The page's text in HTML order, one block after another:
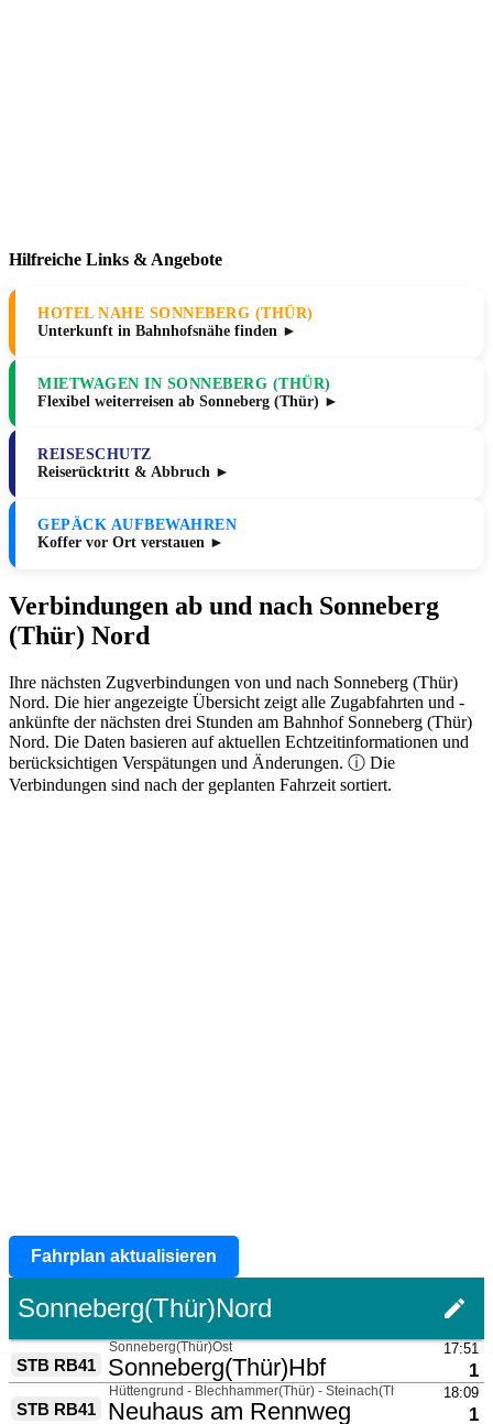
Hilfreiche Links & Angebote
HOTEL NAHE SONNEBERG (THÜR)
Unterkunft in Bahnhofsnähe finden ►
MIETWAGEN IN SONNEBERG (THÜR)
Flexibel weiterreisen ab Sonneberg (Thür) ►
REISESCHUTZ
Reiserücktritt & Abbruch ►
GEPÄCK AUFBEWAHREN
Koffer vor Ort verstauen ►
Verbindungen ab und nach Sonneberg
(Thür) Nord
Ihre nächsten Zugverbindungen von und nach Sonneberg (Thür)
Nord. Die hier angezeigte Übersicht zeigt alle Zugabfahrten und -
ankünfte der nächsten drei Stunden am Bahnhof Sonneberg (Thür)
Nord. Die Daten basieren auf aktuellen Echtzeitinformationen und
berücksichtigen Verspätungen und Änderungen. ⓘ Die
Verbindungen sind nach der geplanten Fahrzeit sortiert.
Fahrplan aktualisieren